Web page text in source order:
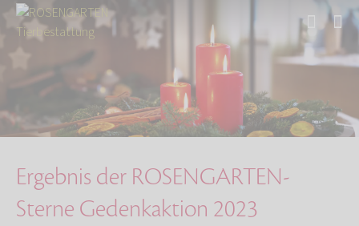
Über uns
Ergebnis der ROSENGARTEN-Sterne Gedenkaktion …
Ergebnis der ROSENGARTEN-
Sterne Gedenkaktion 2023